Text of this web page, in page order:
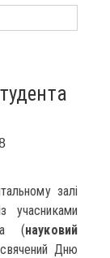
залі
учасниками
(науковий
Дню